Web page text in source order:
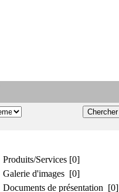
Produits/Services [0]
Galerie d'images [0]
Documents de présentation [0]